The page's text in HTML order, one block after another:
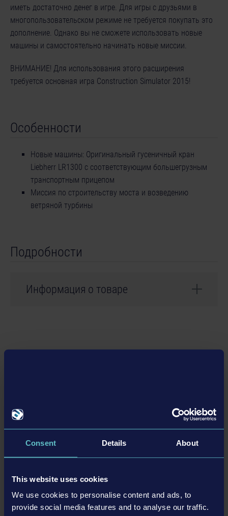
Consent Details About
This website uses cookies
We use cookies to personalise content and ads, to
provide social media features and to analyse our traffic.
иметь достаточно денег в игре. Для игры с друзьями в
многопользовательском режиме не требуется покупать это
дополнение. Однако вы не сможете использовать новые
машины и самостоятельно начинать новые миссии.
ВНИМАНИЕ! Для использования этого расширения
требуется основная игра Construction Simulator 2015!
Особенности
Новые машины: Оригинальный гусеничный кран
Liebherr LR1300 с соответствующим большегрузным
транспортным прицепом
Миссия по строительству моста и возведению
ветряной турбины
Подробности
Информация о товаре
Связанные дополнения
CONSTRUCTION SIMULATOR 2015 - LIEBHERR A 918